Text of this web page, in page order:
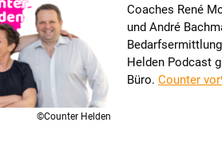
©Counter Helden
Coaches René
und André
Helden Podcast
Büro. Counter